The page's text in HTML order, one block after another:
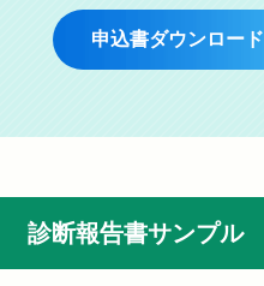
申込書ダウンロード
診断報告書サンプル